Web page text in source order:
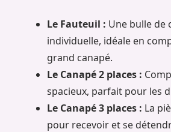
Le Fauteuil : Une bulle de
individuelle, idéale en
grand canapé.
Le Canapé 2 places :
spacieux, parfait pour les
Le Canapé 3 places : La
pour recevoir et se